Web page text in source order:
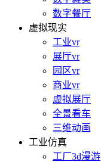
数字餐厅
虚拟现实
工业vr
展厅vr
园区vr
商业vr
虚拟展厅
全景看车
三维动画
工业仿真
工厂3d漫游